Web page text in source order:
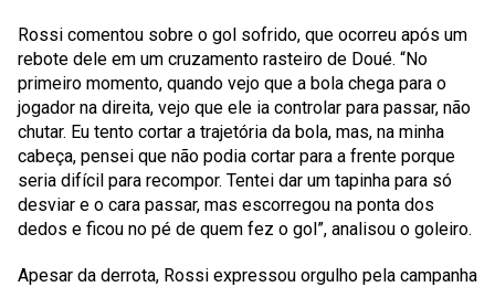
Rossi comentou sobre o gol sofrido, que ocorreu após um
rebote dele em um cruzamento rasteiro de Doué. “No
primeiro momento, quando vejo que a bola chega para o
jogador na direita, vejo que ele ia controlar para passar, não
chutar. Eu tento cortar a trajetória da bola, mas, na minha
cabeça, pensei que não podia cortar para a frente porque
seria difícil para recompor. Tentei dar um tapinha para só
desviar e o cara passar, mas escorregou na ponta dos
dedos e ficou no pé de quem fez o gol”, analisou o goleiro.
Apesar da derrota, Rossi expressou orgulho pela campanha